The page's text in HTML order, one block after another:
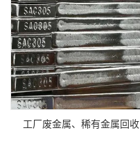
工厂废金属、稀有金属回收